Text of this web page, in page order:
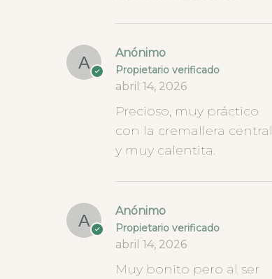
Anónimo
Propietario verificado
abril 14, 2026
Precioso, muy práctico
con la cremallera central
y muy calentita.
Anónimo
Propietario verificado
abril 14, 2026
Muy bonito pero al ser